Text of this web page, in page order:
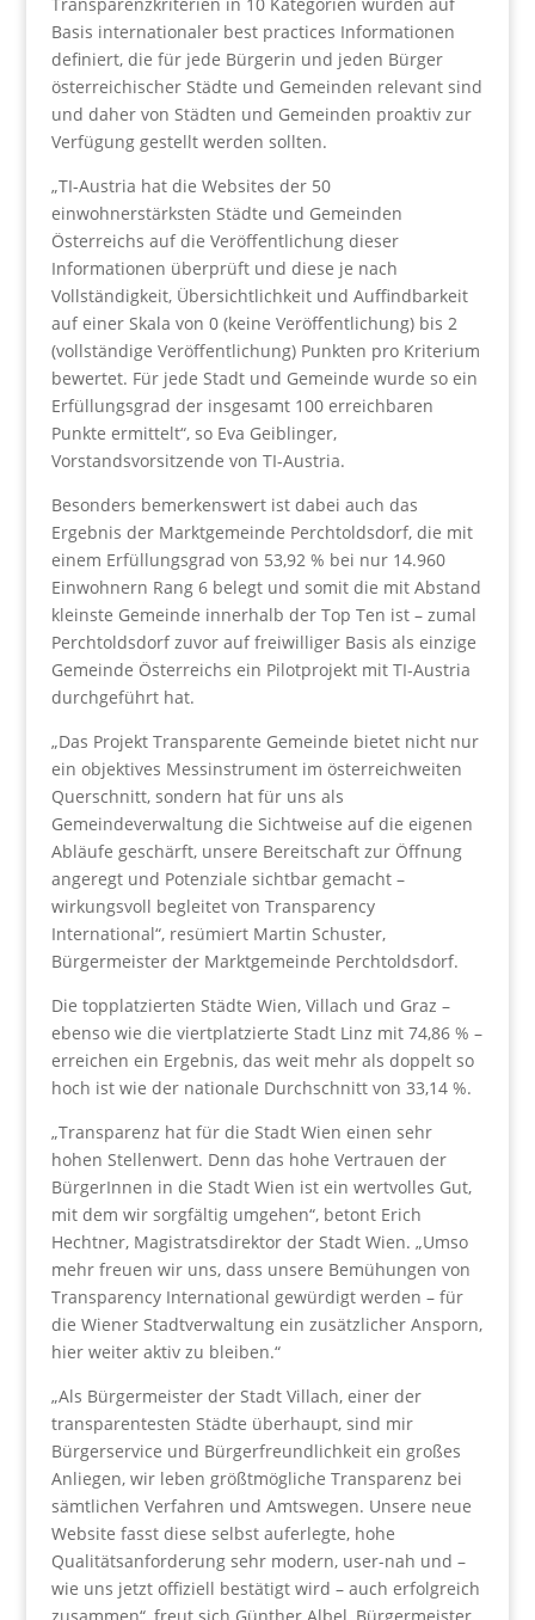
Basis internationaler best practices Informationen
definiert, die für jede Bürgerin und jeden Bürger
österreichischer Städte und Gemeinden relevant sind
und daher von Städten und Gemeinden proaktiv zur
Verfügung gestellt werden sollten.
„TI-Austria hat die Websites der 50
einwohnerstärksten Städte und Gemeinden
Österreichs auf die Veröffentlichung dieser
Informationen überprüft und diese je nach
Vollständigkeit, Übersichtlichkeit und Auffindbarkeit
auf einer Skala von 0 (keine Veröffentlichung) bis 2
(vollständige Veröffentlichung) Punkten pro Kriterium
bewertet. Für jede Stadt und Gemeinde wurde so ein
Erfüllungsgrad der insgesamt 100 erreichbaren
Punkte ermittelt“, so Eva Geiblinger,
Vorstandsvorsitzende von TI-Austria.
Besonders bemerkenswert ist dabei auch das
Ergebnis der Marktgemeinde Perchtoldsdorf, die mit
einem Erfüllungsgrad von 53,92 % bei nur 14.960
Einwohnern Rang 6 belegt und somit die mit Abstand
kleinste Gemeinde innerhalb der Top Ten ist – zumal
Perchtoldsdorf zuvor auf freiwilliger Basis als einzige
Gemeinde Österreichs ein Pilotprojekt mit TI-Austria
durchgeführt hat.
„Das Projekt Transparente Gemeinde bietet nicht nur
ein objektives Messinstrument im österreichweiten
Querschnitt, sondern hat für uns als
Gemeindeverwaltung die Sichtweise auf die eigenen
Abläufe geschärft, unsere Bereitschaft zur Öffnung
angeregt und Potenziale sichtbar gemacht –
wirkungsvoll begleitet von Transparency
International“, resümiert Martin Schuster,
Bürgermeister der Marktgemeinde Perchtoldsdorf.
Die topplatzierten Städte Wien, Villach und Graz –
ebenso wie die viertplatzierte Stadt Linz mit 74,86 % –
erreichen ein Ergebnis, das weit mehr als doppelt so
hoch ist wie der nationale Durchschnitt von 33,14 %.
„Transparenz hat für die Stadt Wien einen sehr
hohen Stellenwert. Denn das hohe Vertrauen der
BürgerInnen in die Stadt Wien ist ein wertvolles Gut,
mit dem wir sorgfältig umgehen“, betont Erich
Hechtner, Magistratsdirektor der Stadt Wien. „Umso
mehr freuen wir uns, dass unsere Bemühungen von
Transparency International gewürdigt werden – für
die Wiener Stadtverwaltung ein zusätzlicher Ansporn,
hier weiter aktiv zu bleiben.“
„Als Bürgermeister der Stadt Villach, einer der
transparentesten Städte überhaupt, sind mir
Bürgerservice und Bürgerfreundlichkeit ein großes
Anliegen, wir leben größtmögliche Transparenz bei
sämtlichen Verfahren und Amtswegen. Unsere neue
Website fasst diese selbst auferlegte, hohe
Qualitätsanforderung sehr modern, user-nah und –
wie uns jetzt offiziell bestätigt wird – auch erfolgreich